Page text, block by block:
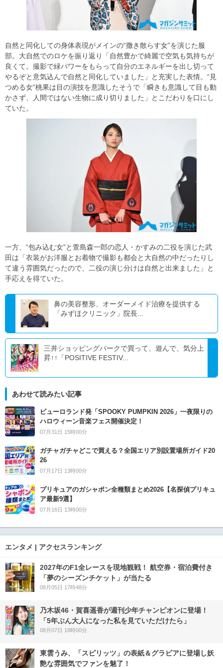
自然と同化しての身体表現がメインの“撒き散らす女”を演じた服
部。大自然でのロケを振り返り「自然豊かで綺麗で空気も気持ちが
良くて。撮影で緑パワーをもらって自分のエネルギーを出し切って
やるぞと意気込んで自然と同化していました」と充実した表情。“見
つめる女”桃果は目の演技を意識したそうで「瞬きも意識して目も動
かさず、人間ではない生物に成り切りました」とこだわりを口にし
ていた。
一方、“包み込む女”と萱島森一郎の恋人・かすみの二役を演じた武
田は「衣装がお洋服とお着物で撮影も都会と大自然の中だったりし
て違う雰囲気だったので、二役の演じ分けは自然と出来ました」と
手応えを得ていた。
鼻の美容整形、オーダーメイド治療を提供する
「みずほクリニック」院長...
三井ショッピングパークで買って、遊んで、気分上
昇↑↑「POSITIVE FESTIV...
あわせて読みたい記事
ピューロランド発「SPOOKY PUMPKIN 2026」一夜限りの
ハロウィーン音楽フェス開催決定！
07月31日 15時00分
ガチャガチャどこで買える？全国エリア別設置場所ガイド20
26
07月17日 13時00分
プリキュアのガシャポン全種類まとめ2026【名探偵プリキュ
ア最新9選】
07月16日 13時00分
エンタメ | アクセスランキング
2027年のF1全レースを現地観戦！ 航空券・宿泊費付き
「夢のシーズンチケット」が当たる
08月05日 17時48分
乃木坂46・賀喜遥香が週刊少年チャンピオンに登場！
「5年ぶん大人になった私を見ていただけたら」
08月07日 18時00分
東雲うみ、「スピリッツ」の表紙＆グラビアに登場し妖
艶な雰囲気でファンを魅了！